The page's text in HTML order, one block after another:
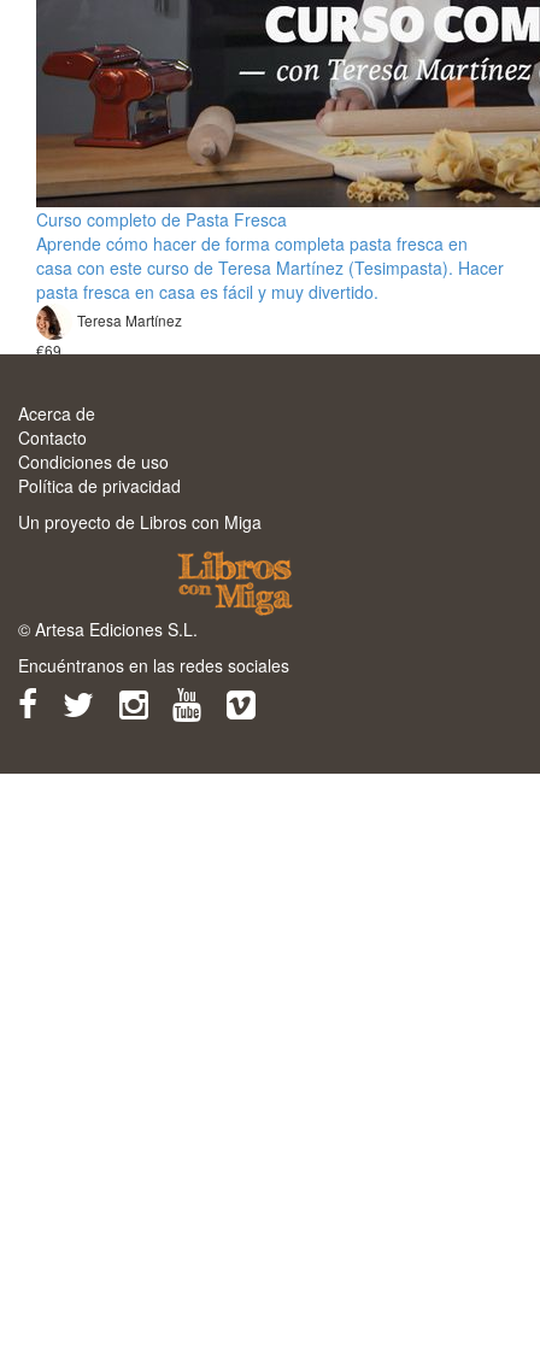
Curso completo de Pasta Fresca
Aprende cómo hacer de forma completa pasta fresca en
casa con este curso de Teresa Martínez (Tesimpasta). Hacer
pasta fresca en casa es fácil y muy divertido.
Teresa Martínez
€69
Acerca de
Contacto
Condiciones de uso
Política de privacidad
Un proyecto de Libros con Miga
© Artesa Ediciones S.L.
Encuéntranos en las redes sociales